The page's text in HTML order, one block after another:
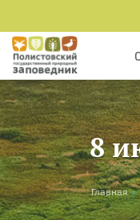
8
Вы
Главная »